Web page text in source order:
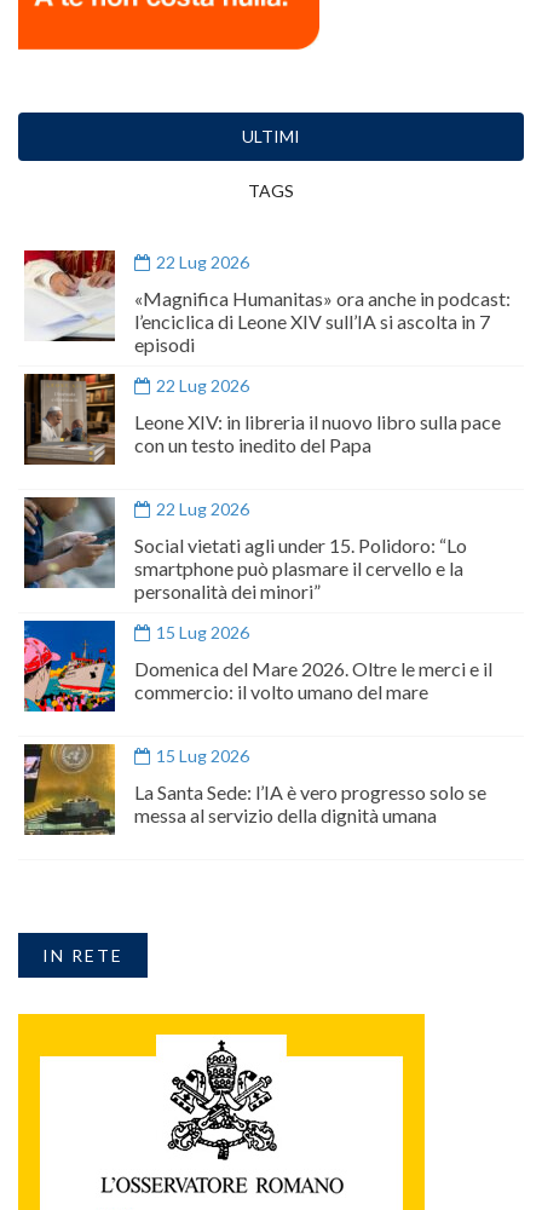
ULTIMI
TAGS
22 Lug 2026
«Magnifica Humanitas» ora anche in podcast:
l’enciclica di Leone XIV sull’IA si ascolta in 7
episodi
22 Lug 2026
Leone XIV: in libreria il nuovo libro sulla pace
con un testo inedito del Papa
22 Lug 2026
Social vietati agli under 15. Polidoro: “Lo
smartphone può plasmare il cervello e la
personalità dei minori”
15 Lug 2026
Domenica del Mare 2026. Oltre le merci e il
commercio: il volto umano del mare
15 Lug 2026
La Santa Sede: l’IA è vero progresso solo se
messa al servizio della dignità umana
IN RETE